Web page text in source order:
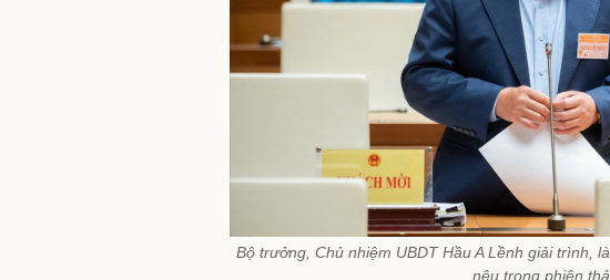
Bộ trưởng, Chủ nhiệm UBDT Hầu A Lềnh giải trình,
nêu trong phiên